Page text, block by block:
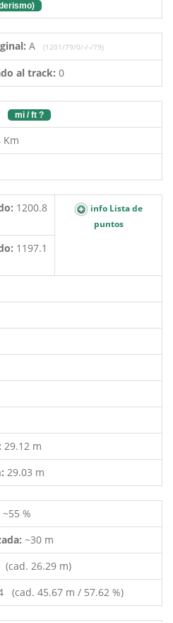
A (1201/79/0/-/-/79)
al track: 0
mi / ft ?
Km
1200.8
info Lista de
puntos
1197.1
29.12 m
29.03 m
~55 %
~30 m
26.29 m)
(cad. 45.67 m / 57.62 %)